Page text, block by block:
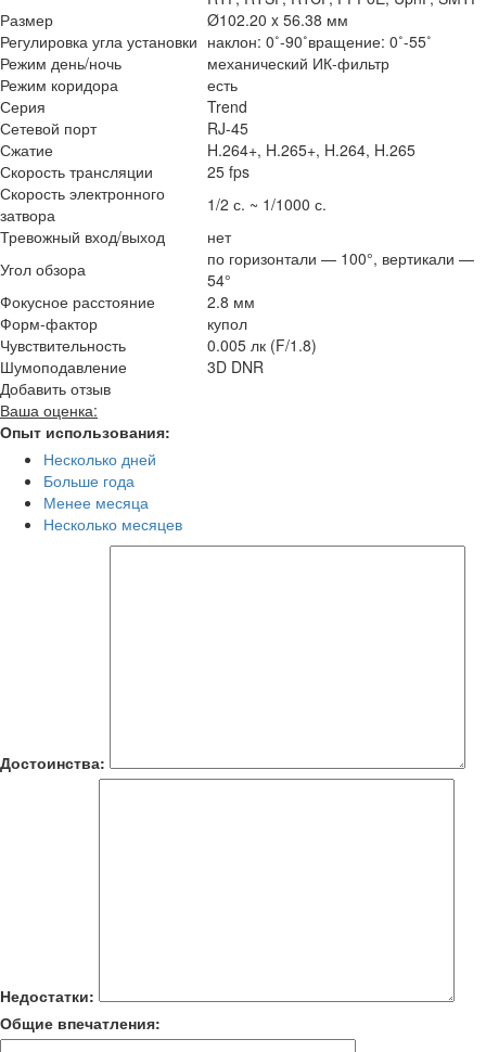
Размер
Ø102.20 x 56.38 мм
Регулировка угла установки наклон: 0˚-90˚вращение: 0˚-55˚
Режим день/ночь
механический ИК-фильтр
Режим коридора
есть
Серия
Trend
Сетевой порт
RJ-45
Сжатие
H.264+, H.265+, H.264, H.265
Скорость трансляции
25 fps
Скорость электронного
затвора
1/2 с. ~ 1/1000 с.
Тревожный вход/выход
нет
Угол обзора
по горизонтали — 100°, вертикали —
54°
Фокусное расстояние
2.8 мм
Форм-фактор
купол
Чувствительность
0.005 лк (F/1.8)
Шумоподавление
3D DNR
Добавить отзыв
Ваша оценка:
Опыт использования:
Несколько дней
Больше года
Менее месяца
Несколько месяцев
Достоинства:
Недостатки:
Общие впечатления: